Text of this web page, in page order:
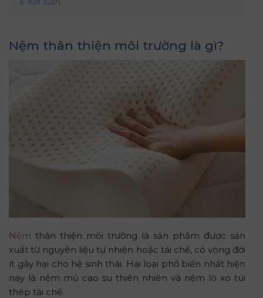
Nệm thân thiện môi trường là gì?
Nệm thân thiện môi trường là sản phẩm được sản
xuất từ nguyên liệu tự nhiên hoặc tái chế, có vòng đời
ít gây hại cho hệ sinh thái. Hai loại phổ biến nhất hiện
nay là nệm mủ cao su thiên nhiên và nệm lò xo túi
thép tái chế.